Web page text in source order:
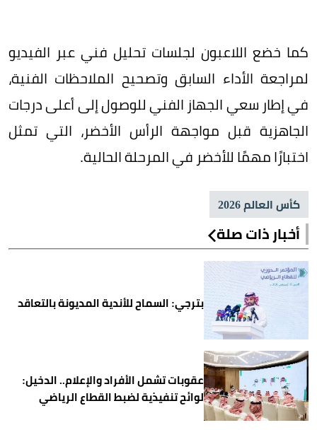
كما خضع اللاعبون لجلسات تحليل فني عبر الفيديو
لمراجعة الأداء السابق وتصحيح الملاحظات الفنية،
في إطار سعي الجهاز الفني للوصول إلى أعلى درجات
الجاهزية قبل مواجهة الرأس الأخضر، التي تمثل
اختبارًا مهمًا للأخضر في المرحلة الحالية.
كأس العالم 2026
أخبار ذات صلة
بترجي: السماح للأندية المديونة بالتعاقد
عقوبات تشمل الأفراد والإعلام.. الدخيل:
لوائح تنفيذية لضبط القطاع الرياضي